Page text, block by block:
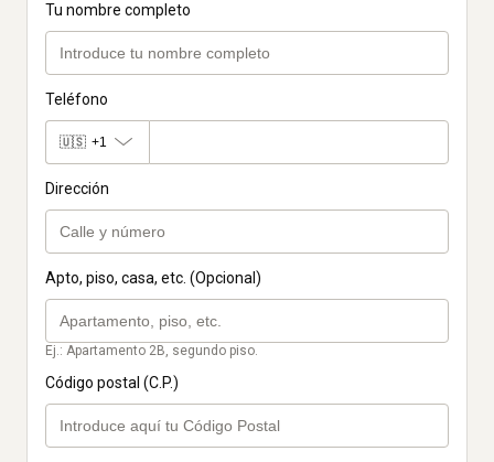
Tu nombre completo
Teléfono
🇺🇸 +1
Dirección
Apto, piso, casa, etc. (Opcional)
Ej.: Apartamento 2B, segundo piso.
Código postal (C.P.)